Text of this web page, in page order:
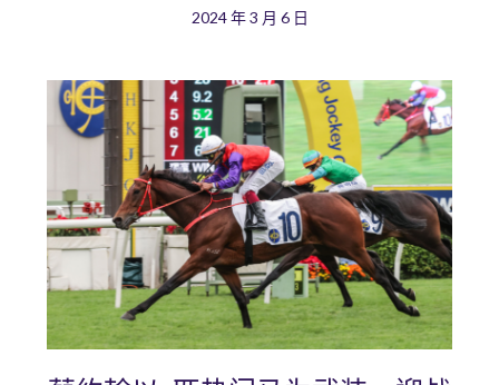
2024 年 3 月 6 日